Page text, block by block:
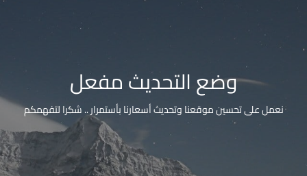
وضع التحديث مفعل
نعمل على تحسين موقعنا وتحديث أسعارنا بأستمرار .. شكرا لتفهمكم